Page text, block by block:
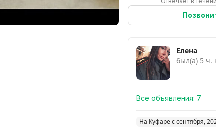
Елена
был(а) 5 ч.
Все объявления: 7
На Куфаре с сентября,